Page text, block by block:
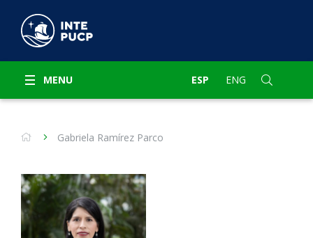
MENU ESP ENG
Gabriela Ramírez Parco